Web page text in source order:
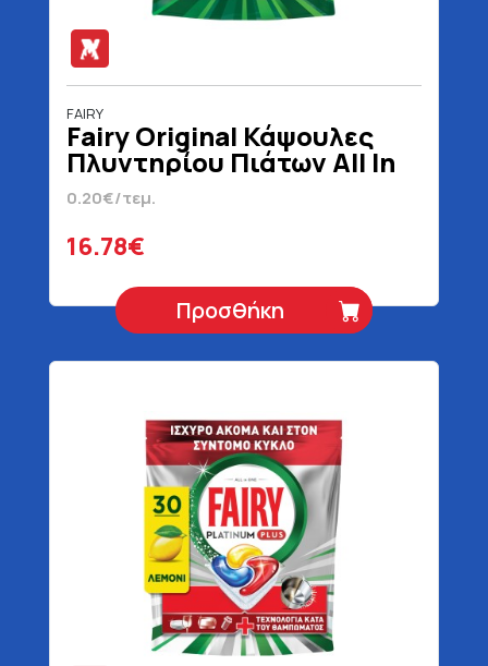
FAIRY
Fairy Original Κάψουλες
Πλυντηρίου Πιάτων All In
One Λεμόνι 84 Τεμάχια
0.20€/τεμ.
16.78€
Προσθήκη